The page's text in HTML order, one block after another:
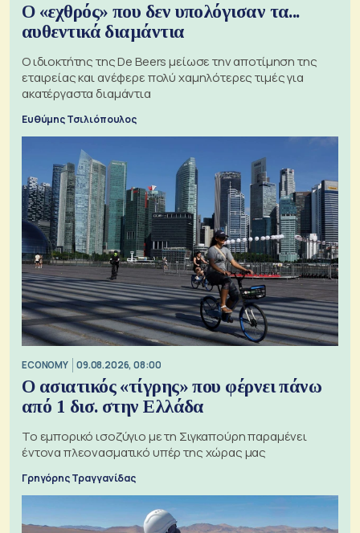
Ο «εχθρός» που δεν υπολόγισαν τα...
αυθεντικά διαμάντια
Ο ιδιοκτήτης της De Beers μείωσε την αποτίμηση της
εταιρείας και ανέφερε πολύ χαμηλότερες τιμές για
ακατέργαστα διαμάντια
Ευθύμης Τσιλιόπουλος
ECONOMY 09.08.2026, 08:00
Ο ασιατικός «τίγρης» που φέρνει πάνω
από 1 δισ. στην Ελλάδα
Το εμπορικό ισοζύγιο με τη Σιγκαπούρη παραμένει
έντονα πλεονασματικό υπέρ της χώρας μας
Γρηγόρης Τραγγανίδας